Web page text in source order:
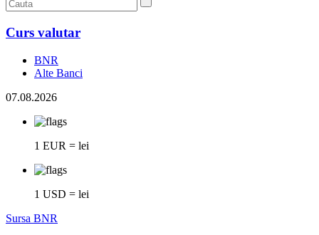
Curs valutar
BNR
Alte Banci
07.08.2026
1 EUR = lei
1 USD = lei
Sursa BNR